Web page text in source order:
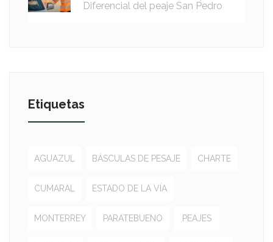
Diferencial del peaje San Pedro
Etiquetas
AGUAZUL BÁSCULAS DE PESAJE CHARTE
CUMARAL ESTADO DE LA VÍA
MONTERREY PARATEBUENO PEAJES